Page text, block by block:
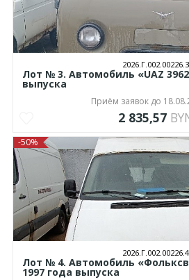
2026.Г.002.00226.3
Лот № 3. Автомобиль «UAZ
выпуска
Приём заявок до
2 835,57
-50%
2026.Г.002.00226.4
Лот № 4. Автомобиль
1997 года выпуска